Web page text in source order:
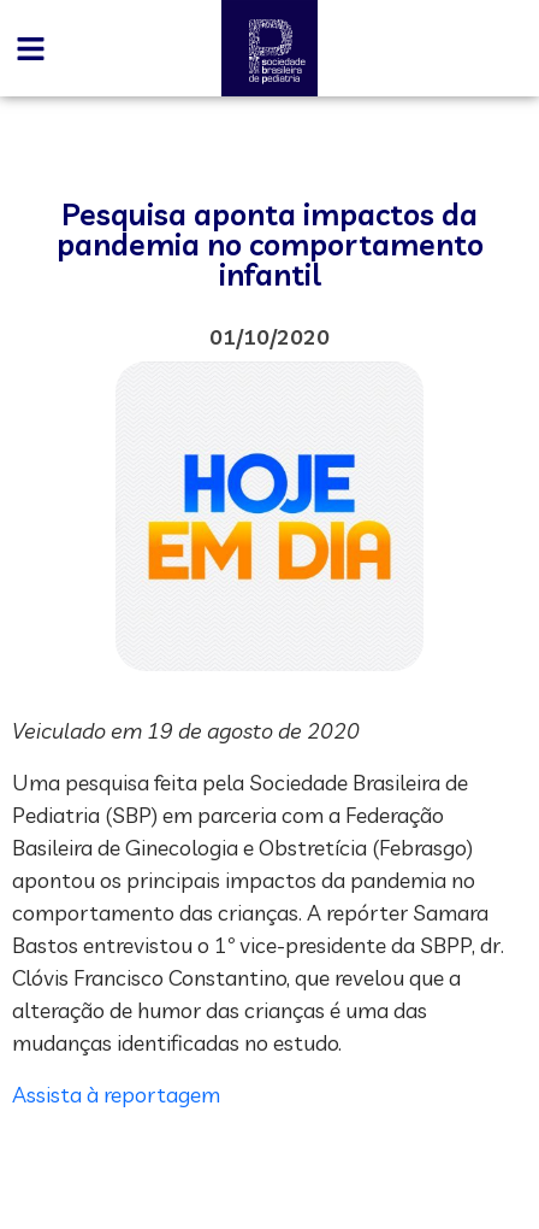
Pesquisa aponta impactos da
pandemia no comportamento
infantil
01/10/2020
Veiculado em 19 de agosto de 2020
Uma pesquisa feita pela Sociedade Brasileira de
Pediatria (SBP) em parceria com a Federação
Basileira de Ginecologia e Obstretícia (Febrasgo)
apontou os principais impactos da pandemia no
comportamento das crianças. A repórter Samara
Bastos entrevistou o 1º vice-presidente da SBPP, dr.
Clóvis Francisco Constantino, que revelou que a
alteração de humor das crianças é uma das
mudanças identificadas no estudo.
Assista à reportagem